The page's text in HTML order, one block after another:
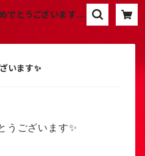
でとうございます✨
います✨
うございます✨